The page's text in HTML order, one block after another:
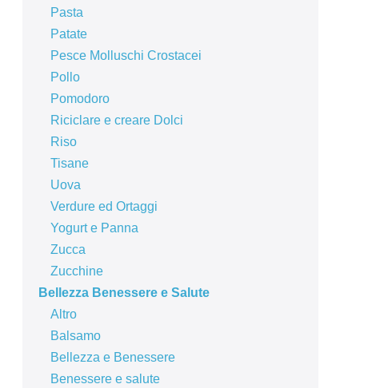
Pasta
Patate
Pesce Molluschi Crostacei
Pollo
Pomodoro
Riciclare e creare Dolci
Riso
Tisane
Uova
Verdure ed Ortaggi
Yogurt e Panna
Zucca
Zucchine
Bellezza Benessere e Salute
Altro
Balsamo
Bellezza e Benessere
Benessere e salute